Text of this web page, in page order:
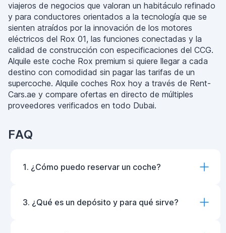
viajeros de negocios que valoran un habitáculo refinado
y para conductores orientados a la tecnología que se
sienten atraídos por la innovación de los motores
eléctricos del Rox 01, las funciones conectadas y la
calidad de construcción con especificaciones del CCG.
Alquile este coche Rox premium si quiere llegar a cada
destino con comodidad sin pagar las tarifas de un
supercoche. Alquile coches Rox hoy a través de Rent-
Cars.ae y compare ofertas en directo de múltiples
proveedores verificados en todo Dubai.
FAQ
1. ¿Cómo puedo reservar un coche?
3. ¿Qué es un depósito y para qué sirve?